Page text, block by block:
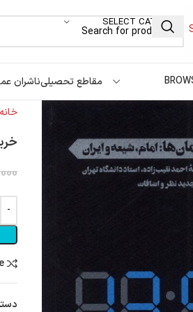
SELECT CATEGORY
مقاطع تحصیلیناشران
خانه